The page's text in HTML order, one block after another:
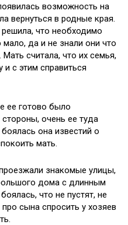
возможность на
вернуться в родные края.
что необходимо
да и не знали они что
считала, что их семья,
с этим справиться
ее готово было
очень ее туда
она известий о
мать.
знакомые улицы,
дома с длинным
что не пустят, не
сына спросить у хозяев